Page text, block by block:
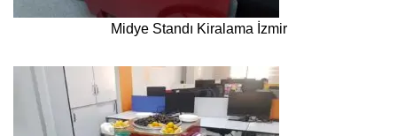
Midye Standı Kiralama İzmir